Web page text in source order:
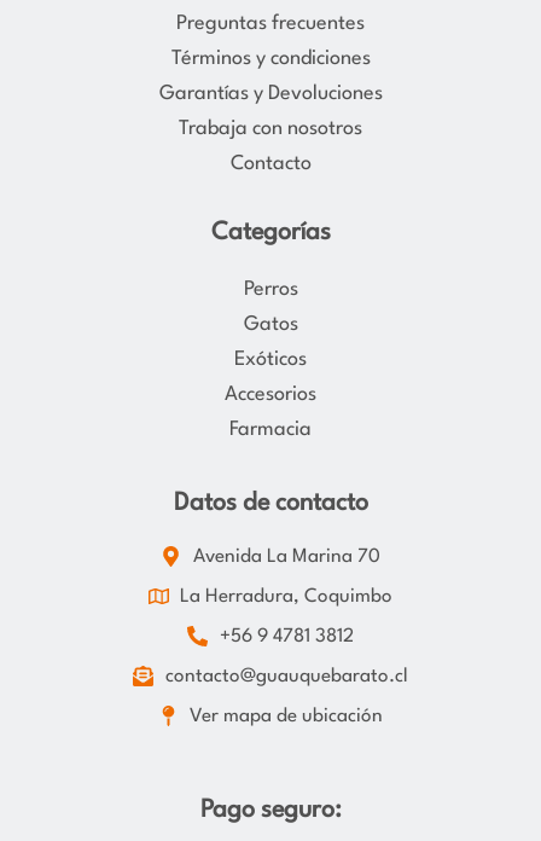
r
a
m
o
k
Preguntas frecuentes
Términos y condiciones
Garantías y Devoluciones
Trabaja con nosotros
Contacto
Categorías
Perros
Gatos
Exóticos
Accesorios
Farmacia
Datos de contacto
Avenida La Marina 70
La Herradura, Coquimbo
+56 9 4781 3812
contacto@guauquebarato.cl
Ver mapa de ubicación
Pago seguro: